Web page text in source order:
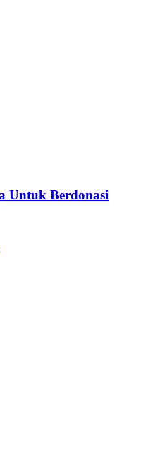
Untuk Berdonasi